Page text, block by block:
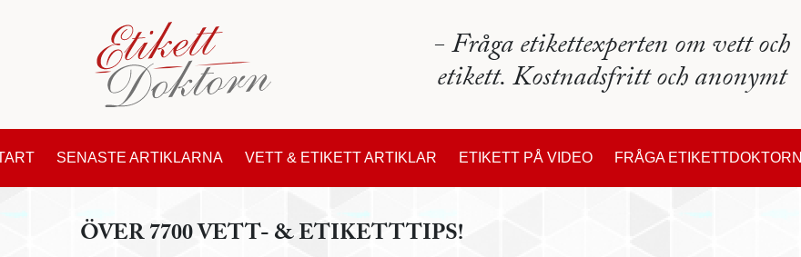
- Fråga etikettexperten om vett och
etikett. Kostnadsfritt och anonymt
SENASTE ARTIKLARNA VETT & ETIKETT ARTIKLAR ETIKETT PÅ VIDEO FRÅGA ETIKETTDOKTORN
ÖVER 7700 VETT- & ETIKETTTIPS!